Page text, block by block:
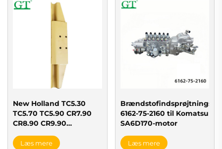
New Holland TC5.30
TC5.70 TC5.90 CR7.90
CR8.90 CR9.90
stålskinner
Læs mere
6162-75-2160 til Komatsu
SA6D170-motor
Læs mere